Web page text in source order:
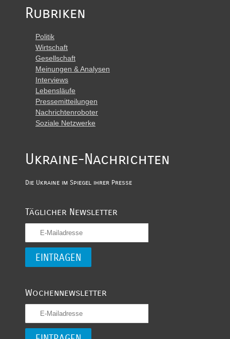
Rubriken
Politik
Wirtschaft
Gesellschaft
Meinungen & Analysen
Interviews
Lebensläufe
Pressemitteilungen
Nachrichtenroboter
Soziale Netzwerke
Ukraine-Nachrichten
Die Ukraine im Spiegel ihrer Presse
Täglicher Newsletter
Wochennewsletter